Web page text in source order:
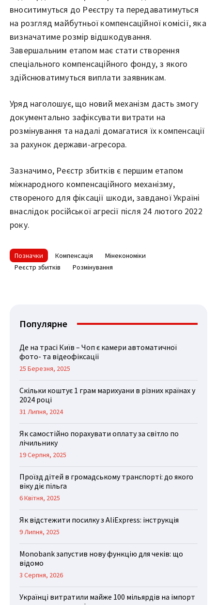
вноситимуться до Реєстру та передаватимуться
на розгляд майбутньої компенсаційної комісії, яка
визначатиме розмір відшкодування.
Завершальним етапом має стати створення
спеціального компенсаційного фонду, з якого
здійснюватимуться виплати заявникам.
Уряд наголошує, що новий механізм дасть змогу
документально зафіксувати витрати на
розмінування та надалі домагатися їх компенсації
за рахунок держави-агресора.
Зазначимо, Реєстр збитків є першим етапом
міжнародного компенсаційного механізму,
створеного для фіксації шкоди, завданої Україні
внаслідок російської агресії після 24 лютого 2022
року.
Позначки Компенсація
Мінекономіки
Реєстр збитків
Розмінування
Популярне
Де на трасі Київ – Чоп є камери автоматичної
фото- та відеофіксації
25 Березня, 2025
Скільки коштує 1 грам марихуани в різних країнах у
2024 році
31 Липня, 2024
Як самостійно порахувати оплату за світло по
лічильнику
19 Серпня, 2025
Проїзд дітей в громадському транспорті: до якого
віку діє пільга
6 Квітня, 2025
Як відстежити посилку з AliExpress: інструкція
9 Липня, 2025
Monobank запустив нову функцію для чеків: що
відомо
3 Серпня, 2026
Українці витратили майже 100 мільярдів на імпорт